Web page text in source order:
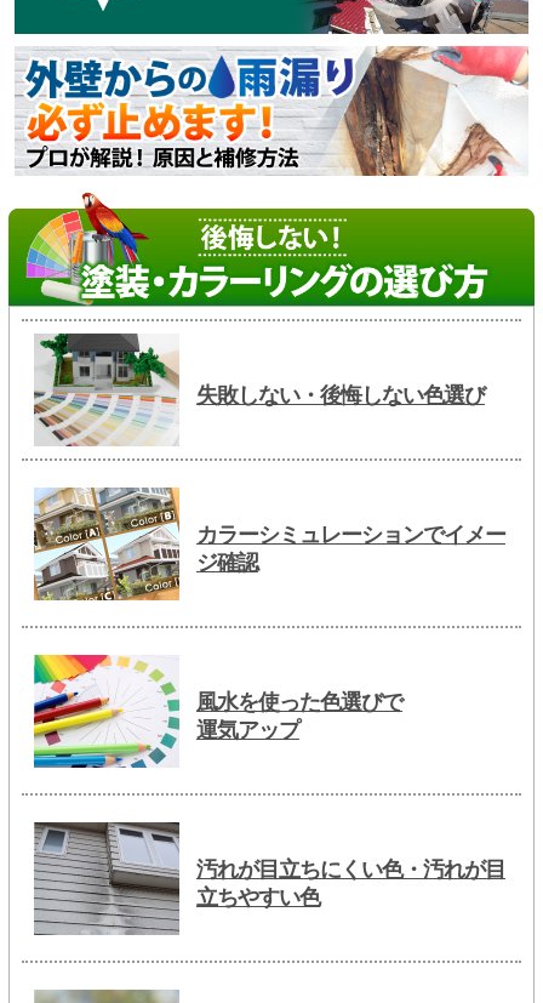
失敗しない・後悔しない色選び
カラーシミュレーションでイメー
ジ確認
風水を使った色選びで
運気アップ
汚れが目立ちにくい色・汚れが目
立ちやすい色